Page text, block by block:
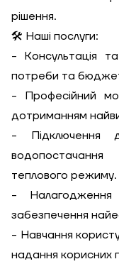
рішення.
🛠️ Наші послуги:
- Консультація
потреби та
- Професійний
дотриманням
- Підключення
теплового режиму.
-
забезпечення
- Навчання
надання корисних